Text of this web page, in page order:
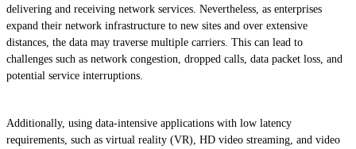
delivering and receiving network services. Nevertheless, as enterprises
expand their network infrastructure to new sites and over extensive
distances, the data may traverse multiple carriers. This can lead to
challenges such as network congestion, dropped calls, data packet loss, and
potential service interruptions.
Additionally, using data-intensive applications with low latency
requirements, such as virtual reality (VR), HD video streaming, and video